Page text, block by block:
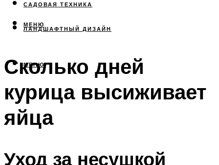
САДОВАЯ ТЕХНИКА
ЛАНДШАФТНЫЙ ДИЗАЙН
МЕНЮ
МЕНЮ
Сколько дней
курица высиживает
яйца
Уход за несушкой